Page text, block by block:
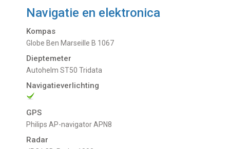
Navigatie en elektronica
Kompas
Globe Ben Marseille B 1067
Dieptemeter
Autohelm ST50 Tridata
Navigatieverlichting
GPS
Philips AP-navigator APN8
Radar